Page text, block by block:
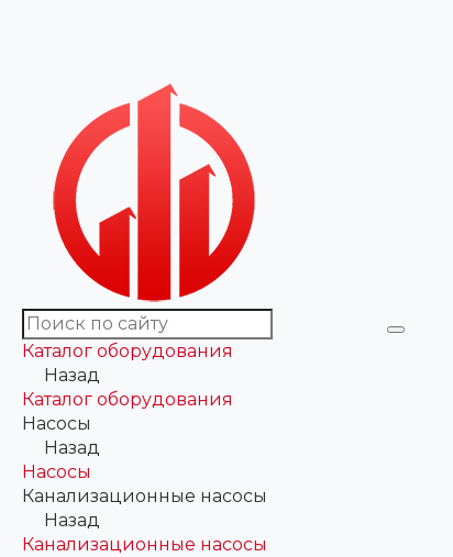
Каталог оборудования
Назад
Каталог оборудования
Насосы
Назад
Насосы
Канализационные насосы
Назад
Канализационные насосы